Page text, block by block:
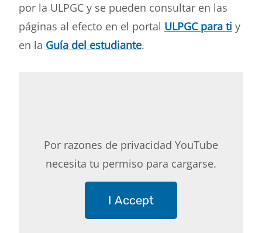
por la ULPGC y se pueden consultar en las
páginas al efecto en el portal ULPGC para ti y
en la Guía del estudiante.
Por razones de privacidad YouTube
necesita tu permiso para cargarse.
I Accept